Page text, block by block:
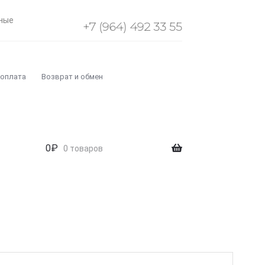
+7 (964) 492 33 55
Возврат и обмен
0₽ 0 товаров